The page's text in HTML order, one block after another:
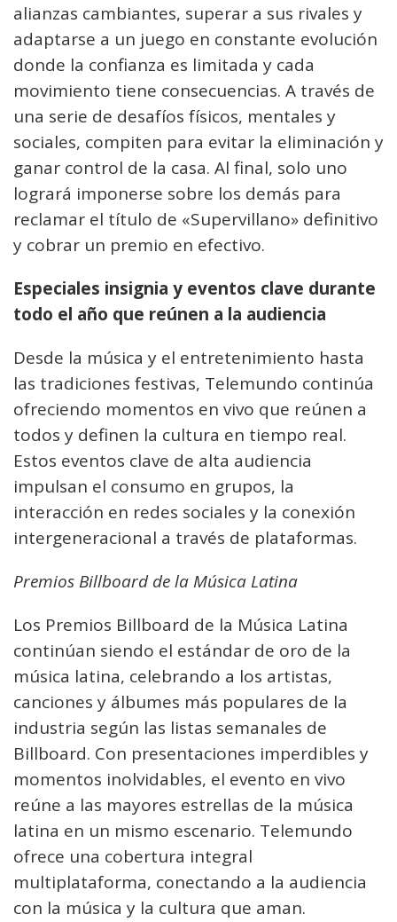
alianzas cambiantes, superar a sus rivales y
adaptarse a un juego en constante evolución
donde la confianza es limitada y cada
movimiento tiene consecuencias. A través de
una serie de desafíos físicos, mentales y
sociales, compiten para evitar la eliminación y
ganar control de la casa. Al final, solo uno
logrará imponerse sobre los demás para
reclamar el título de «Supervillano» definitivo
y cobrar un premio en efectivo.
Especiales insignia y eventos clave durante
todo el año que reúnen a la audiencia
Desde la música y el entretenimiento hasta
las tradiciones festivas, Telemundo continúa
ofreciendo momentos en vivo que reúnen a
todos y definen la cultura en tiempo real.
Estos eventos clave de alta audiencia
impulsan el consumo en grupos, la
interacción en redes sociales y la conexión
intergeneracional a través de plataformas.
Premios Billboard de la Música Latina
Los Premios Billboard de la Música Latina
continúan siendo el estándar de oro de la
música latina, celebrando a los artistas,
canciones y álbumes más populares de la
industria según las listas semanales de
Billboard. Con presentaciones imperdibles y
momentos inolvidables, el evento en vivo
reúne a las mayores estrellas de la música
latina en un mismo escenario. Telemundo
ofrece una cobertura integral
multiplataforma, conectando a la audiencia
con la música y la cultura que aman.